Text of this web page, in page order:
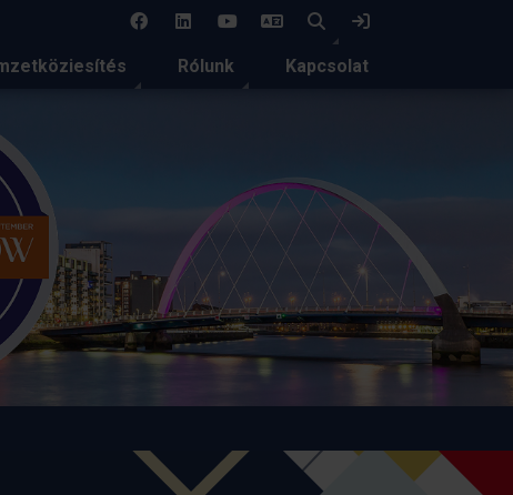
EN Keresés
Rólunk Kapcsolat
és közös
alkalommal valósult
Egyetemen.